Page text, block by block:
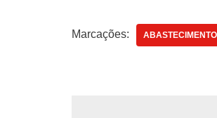
Marcações: ABASTECIMENTO